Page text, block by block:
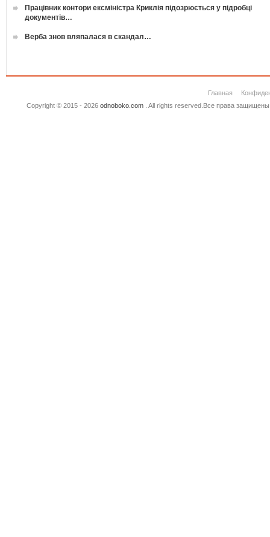
Працівник контори ексміністра Криклія підозрюється у підробці
документів…
Верба знов вляпалася в скандал…
Главная
Copyright © 2015 - 2026 odnoboko.com. All rights reserved.Все права защищены.